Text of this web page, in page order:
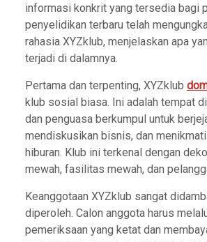
informasi konkrit yang tersedia bagi
penyelidikan terbaru telah
rahasia XYZklub, menjelaskan apa
terjadi di dalamnya.
Pertama dan terpenting, XYZklub
klub sosial biasa. Ini adalah tempat
dan penguasa berkumpul untuk
mendiskusikan bisnis, dan
hiburan. Klub ini terkenal dengan
mewah, fasilitas mewah, dan
Keanggotaan XYZklub sangat
diperoleh. Calon anggota harus
pemeriksaan yang ketat dan